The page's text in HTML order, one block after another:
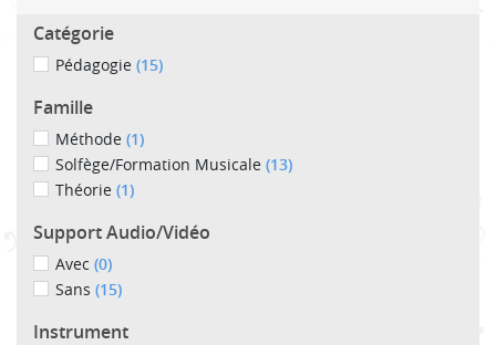
Catégorie
Pédagogie (15)
Famille
Méthode (1)
Solfège/Formation Musicale (13)
Théorie (1)
Support Audio/Vidéo
Avec (0)
Sans (15)
Instrument